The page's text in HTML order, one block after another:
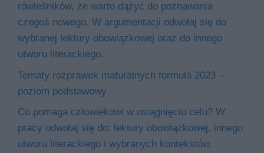
rówieśników, że warto dążyć do poznawania
czegoś nowego. W argumentacji odwołaj się do
wybranej lektury obowiązkowej oraz do innego
utworu literackiego.
Tematy rozprawek maturalnych formuła 2023 –
poziom podstawowy
Co pomaga człowiekowi w osiągnięciu celu? W
pracy odwołaj się do: lektury obowiązkowej, innego
utworu literackiego i wybranych kontekstów.